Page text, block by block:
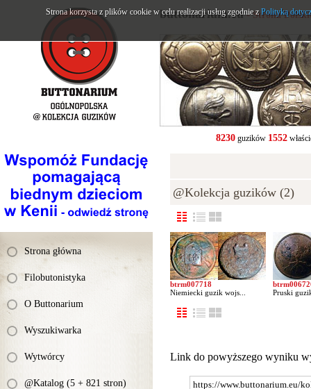
Strona główna
Filobutonistyka
O Buttonarium
Wyszukiwarka
Wytwórcy
@Katalog (5 + 821 stron)
buttonarium.eu- Strona
8230guzików 1552
@Kolekcja guzików (2)
btrm007718
Niemiecki guzik wojs...
Pruski
Link do powyższego wyniku
Strona korzysta z plików cookie w celu realizacji usług zgodnie zPolityką